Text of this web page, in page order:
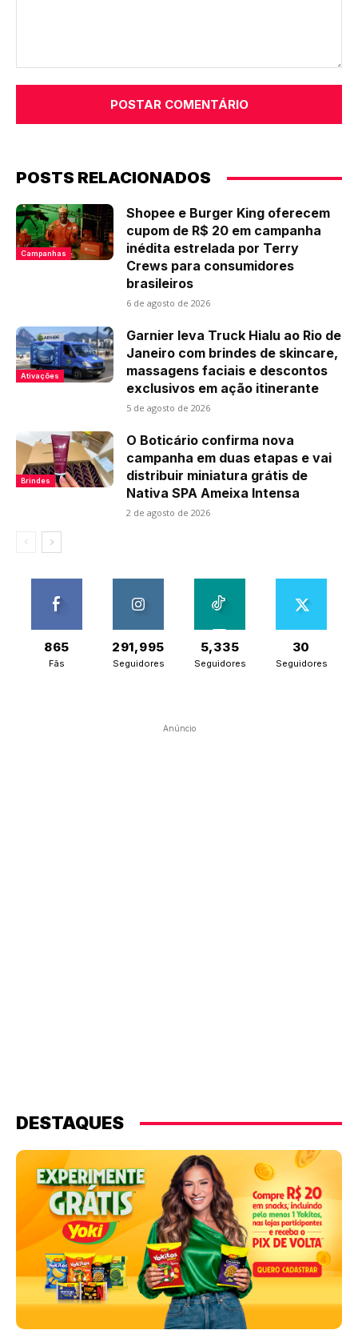
POSTS RELACIONADOS
Campanhas
Shopee e Burger King oferecem
cupom de R$ 20 em campanha
inédita estrelada por Terry
Crews para consumidores
brasileiros
6 de agosto de 2026
Ativações
Garnier leva Truck Hialu ao Rio de
Janeiro com brindes de skincare,
massagens faciais e descontos
exclusivos em ação itinerante
5 de agosto de 2026
Brindes
O Boticário confirma nova
campanha em duas etapas e vai
distribuir miniatura grátis de
Nativa SPA Ameixa Intensa
2 de agosto de 2026
865
Fãs
291,995
Seguidores
5,335
Seguidores
30
Seguidores
Anúncio
DESTAQUES